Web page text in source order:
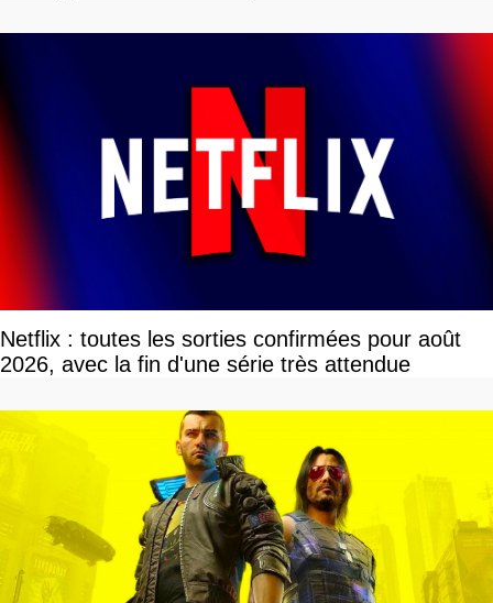
Netflix : toutes les sorties confirmées pour août
2026, avec la fin d'une série très attendue